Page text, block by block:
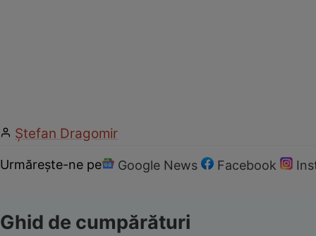
Ștefan Dragomir
Urmărește-ne pe Google News Facebook
Ghid de cumpărături